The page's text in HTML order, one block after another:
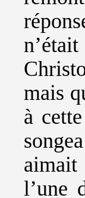
mais
à
aimait
l’une